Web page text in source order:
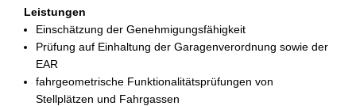
Leistungen
Einschätzung der Genehmigungsfähigkeit
Prüfung auf Einhaltung der Garagenverordnung sowie der
EAR
fahrgeometrische Funktionalitätsprüfungen von
Stellplätzen und Fahrgassen